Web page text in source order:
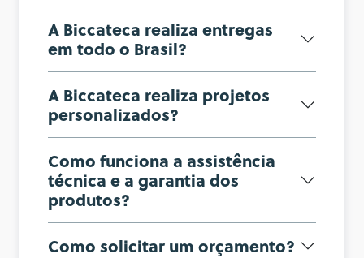
A Biccateca realiza entregas
em todo o Brasil?
A Biccateca realiza projetos
personalizados?
Como funciona a assistência
técnica e a garantia dos
produtos?
Como solicitar um orçamento?